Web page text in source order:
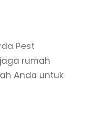
Pest
rumah
Anda untuk